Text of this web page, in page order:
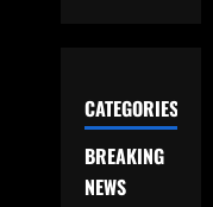
CATEGORIES
BREAKING
NEWS